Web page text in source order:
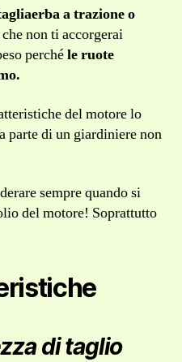
a trazione o
non ti accorgerai
perchéle ruote
del motore lo
parte di un giardiniere non
sempre quando si
del motore! Soprattutto
di taglio